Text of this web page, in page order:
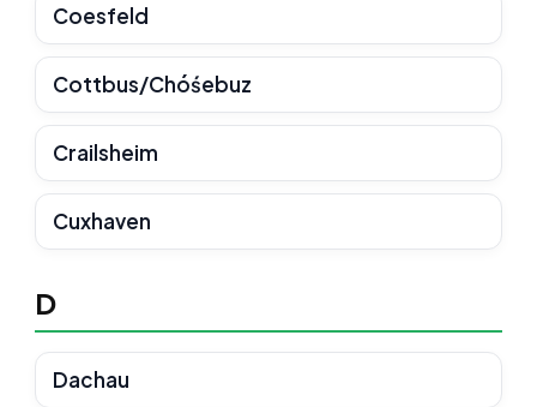
Coesfeld
Cottbus/Chóśebuz
Crailsheim
Cuxhaven
D
Dachau